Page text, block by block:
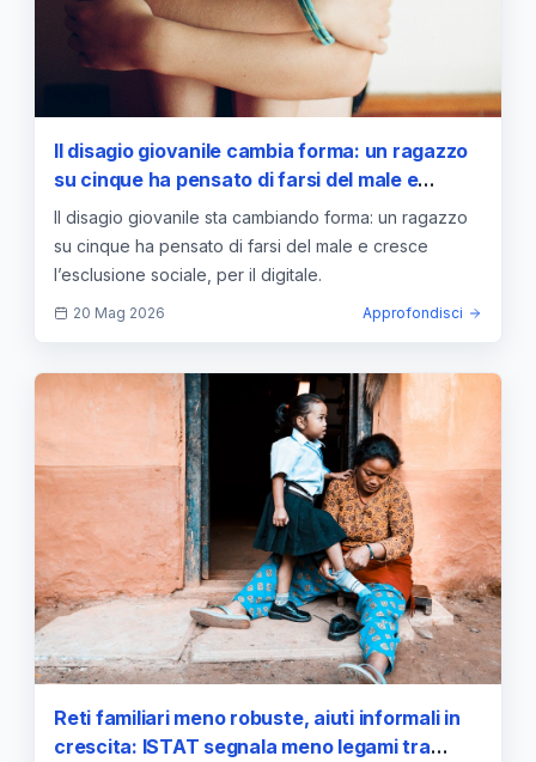
Il disagio giovanile cambia forma: un ragazzo
su cinque ha pensato di farsi del male e
l’esclusione sociale cresce
Il disagio giovanile sta cambiando forma: un ragazzo
su cinque ha pensato di farsi del male e cresce
l’esclusione sociale, per il digitale.
20 Mag 2026 Approfondisci
Reti familiari meno robuste, aiuti informali in
crescita: ISTAT segnala meno legami tra